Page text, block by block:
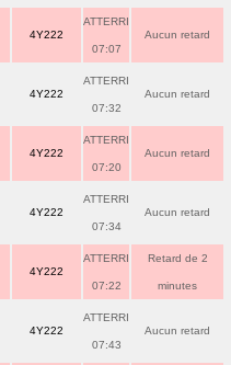
4Y222
ATTERRI
07:07
Aucun retard
4Y222
ATTERRI
07:32
Aucun retard
4Y222
ATTERRI
07:20
Aucun retard
4Y222
ATTERRI
07:34
Aucun retard
4Y222
ATTERRI
07:22
Retard de 2
minutes
4Y222
ATTERRI
07:43
Aucun retard